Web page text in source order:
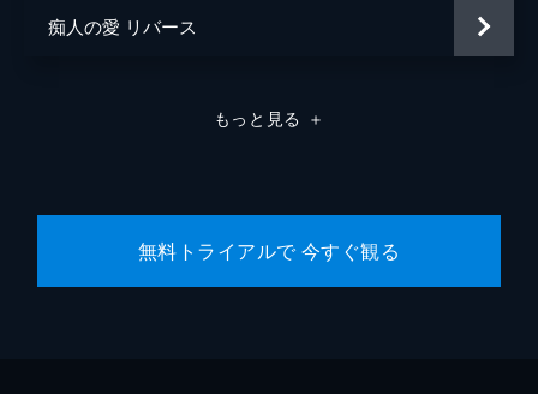
痴人の愛 リバース
もっと見る ＋
無料トライアルで 今すぐ観る